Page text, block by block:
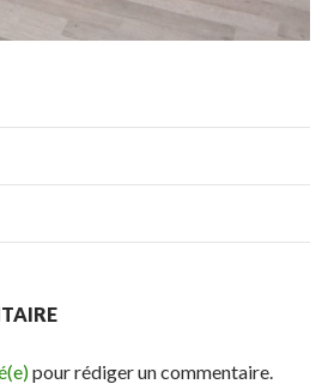
pour rédiger un commentaire.